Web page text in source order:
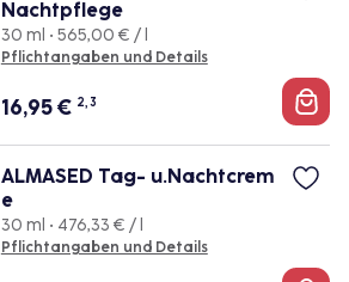
Nachtpflege
30 ml • 565,00 € / l
Pflichtangaben und Details
16,95€ 2, 3
ALMASED Tag- u.Nachtcrem
e
30 ml • 476,33 € / l
Pflichtangaben und Details